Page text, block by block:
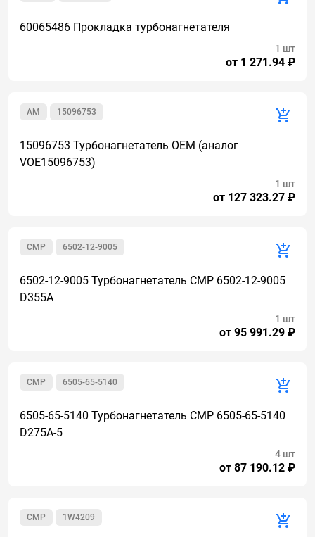
60065486 Прокладка турбонагнетателя
от 1 271.94 ₽
1 шт
15096753
AM
15096753 Турбонагнетатель OEM (аналог
VOE15096753)
от 127 323.27 ₽
1 шт
6502-12-9005
CMР
6502-12-9005 Турбонагнетатель CMP 6502-12-9005
D355A
от 95 991.29 ₽
1 шт
6505-65-5140
CMР
6505-65-5140 Турбонагнетатель CMP 6505-65-5140
D275A-5
от 87 190.12 ₽
4 шт
1W4209
CMР